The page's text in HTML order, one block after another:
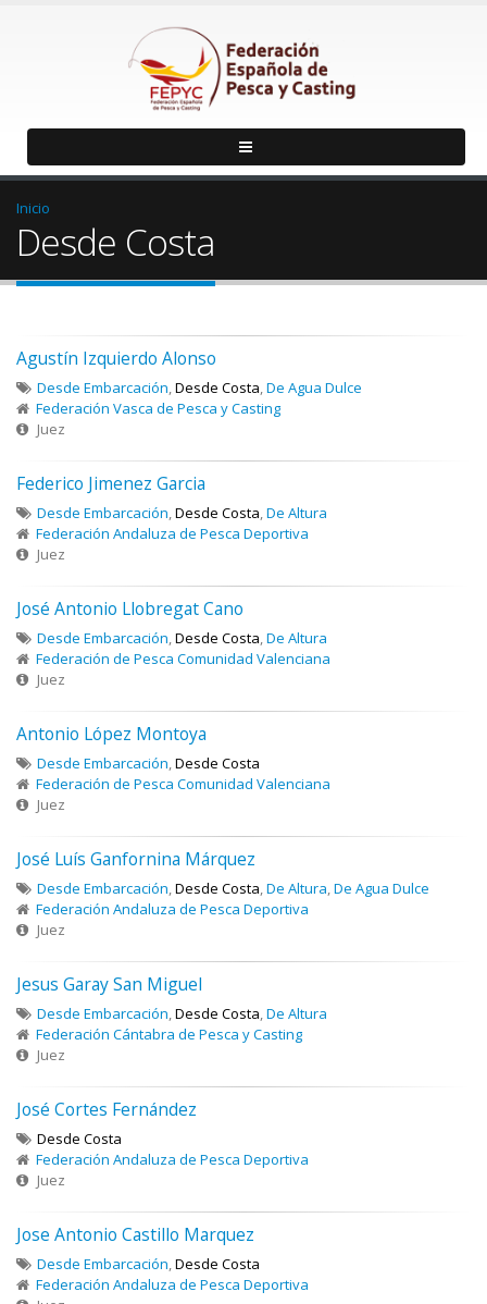
Inicio
Desde Costa
Agustín Izquierdo Alonso
Desde Embarcación,Desde Costa,De Agua Dulce
Federación Vasca de Pesca y Casting
Juez
Federico Jimenez Garcia
Desde Embarcación,Desde Costa,De Altura
Federación Andaluza de Pesca Deportiva
Juez
José Antonio Llobregat Cano
Desde Embarcación,Desde Costa,De Altura
Federación de Pesca Comunidad Valenciana
Juez
Antonio López Montoya
Desde Embarcación,Desde Costa
Federación de Pesca Comunidad Valenciana
Juez
José Luís Ganfornina Márquez
Desde Embarcación,Desde Costa,De Altura,De Agua Dulce
Federación Andaluza de Pesca Deportiva
Juez
Jesus Garay San Miguel
Desde Embarcación,Desde Costa,De Altura
Federación Cántabra de Pesca y Casting
Juez
José Cortes Fernández
Desde Costa
Federación Andaluza de Pesca Deportiva
Juez
Jose Antonio Castillo Marquez
Desde Embarcación,Desde Costa
Federación Andaluza de Pesca Deportiva